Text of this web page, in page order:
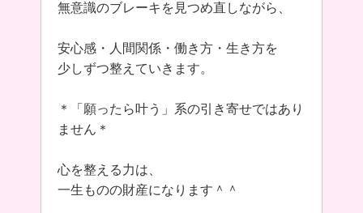
無意識のブレーキを見つめ直しながら、
安心感・人間関係・働き方・生き方を
少しずつ整えていきます。
＊「願ったら叶う」系の引き寄せではあり
ません＊
心を整える力は、
一生ものの財産になります＾＾